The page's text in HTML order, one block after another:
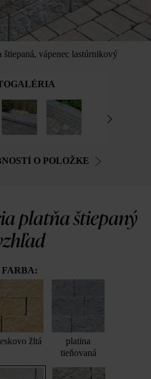
vápenec lastúrnikový
O POLOŽKE
platňa štiepaný
FARBA:
žltá
platina
tieňovaná